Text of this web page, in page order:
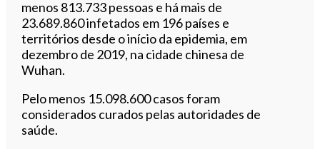
menos 813.733 pessoas e há mais de
23.689.860 infetados em 196 países e
territórios desde o início da epidemia, em
dezembro de 2019, na cidade chinesa de
Wuhan.
Pelo menos 15.098.600 casos foram
considerados curados pelas autoridades de
saúde.